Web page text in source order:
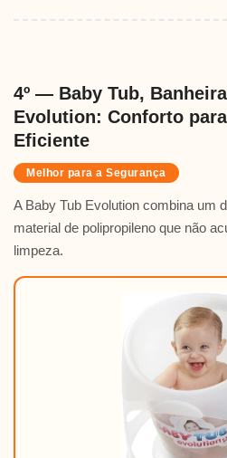
4º — Baby Tub,
Evolution: Conforto
Eficiente
Melhor para a Segurança
A Baby Tub Evolution combina um
material de polipropileno que não
limpeza.